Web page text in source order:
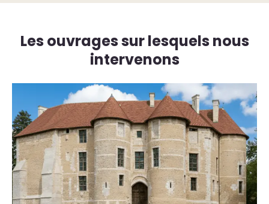
Les ouvrages sur lesquels nous
intervenons